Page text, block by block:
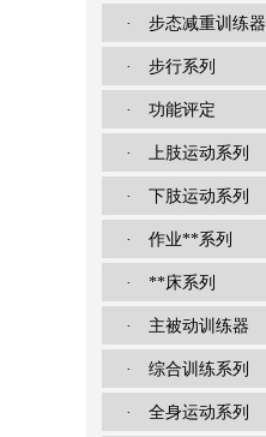
· 步态减重训练器
· 步行系列
· 功能评定
· 上肢运动系列
· 下肢运动系列
· 作业**系列
· **床系列
· 主被动训练器
· 综合训练系列
· 全身运动系列